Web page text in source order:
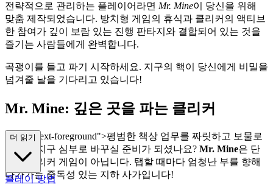
전략적으로 관리하는 플레이어라면 Mr. Mine이 당신을 위해
맞춤 제작되었습니다. 방치형 게임의 휴식과 클리커의 액티브
한 참여가 깊이 보람 있는 진행 판타지와 결합되어 있는 것을
즐기는 사람들에게 완벽합니다.
곡괭이를 들고 파기 시작하세요. 지구의 핵이 당신에게 비밀을
넘겨줄 날을 기다리고 있습니다!
Mr. Mine: 깊은 곳을 파는 클리커
="mb-4 text-foreground">평범한 책상 업무를 짜릿하고 보물로
가득한 지구 심부로 바꾸실 준비가 되셨나요? Mr. Mine은 단
순한 클리커 게임이 아닙니다. 탭할 때마다 엄청난 부를 향해
다가가는 중독성 있는 지하 사가입니다!
더 읽기
플레이 방법